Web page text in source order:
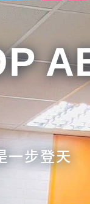
一步登天